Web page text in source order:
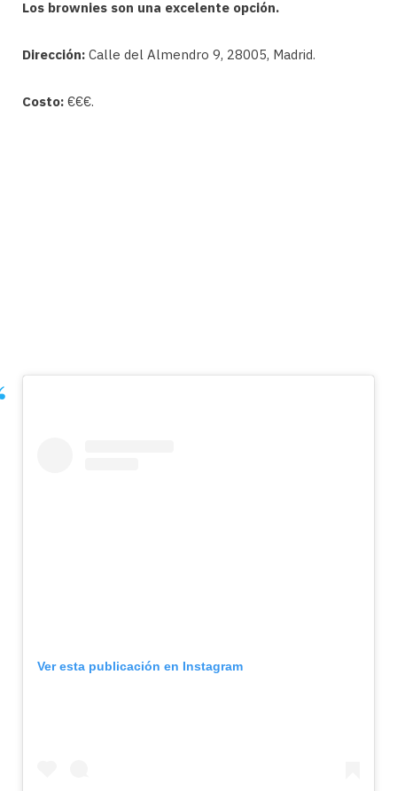
Los brownies son una excelente opción.
Dirección: Calle del Almendro 9, 28005, Madrid.
Costo: €€€.
Ver esta publicación en Instagram